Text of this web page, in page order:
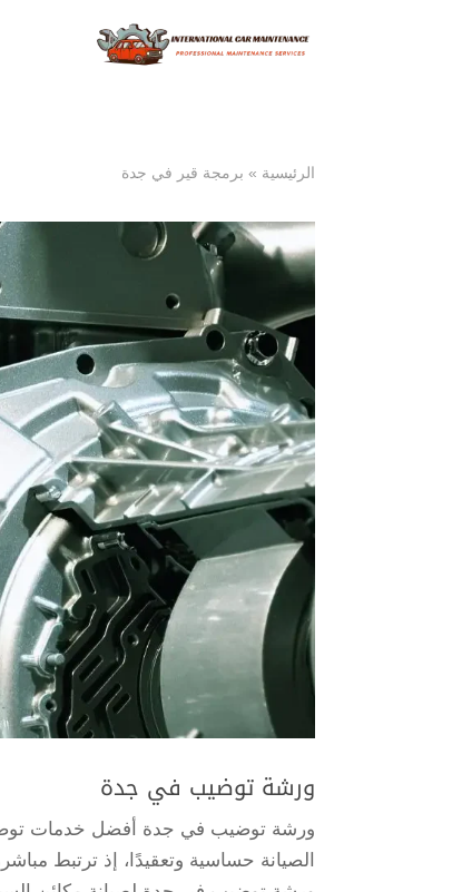
الرئيسية » برمجة قير في جدة
ورشة توضيب في جدة
ورشة توضيب في جدة أفضل خدمات
الصيانة حساسية وتعقيدًا، إذ ترتبط